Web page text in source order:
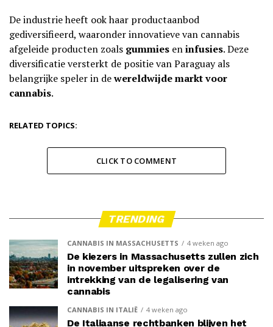
De industrie heeft ook haar productaanbod
gediversifieerd, waaronder innovatieve van cannabis
afgeleide producten zoals gummies eninfusies. Deze
diversificatie versterkt de positie van Paraguay als
belangrijke speler in dewereldwijde marktvoor
cannabis.
RELATED TOPICS:
CLICK TO COMMENT
TRENDING
CANNABIS IN MASSACHUSETTS 4 weken ago
De kiezers in Massachusetts zullen zich
in november uitspreken over de
intrekking van de legalisering van
cannabis
CANNABIS IN ITALIË 4 weken ago
De Italiaanse rechtbanken blijven het